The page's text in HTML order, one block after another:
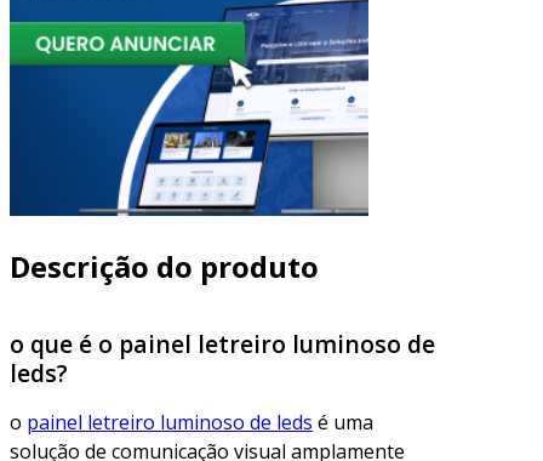
Descrição do produto
o que é o painel letreiro luminoso de
leds?
o painel letreiro luminoso de leds é uma
solução de comunicação visual amplamente